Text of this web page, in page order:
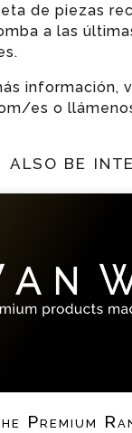
de piezas
a las
información,
es o
also be
Premium